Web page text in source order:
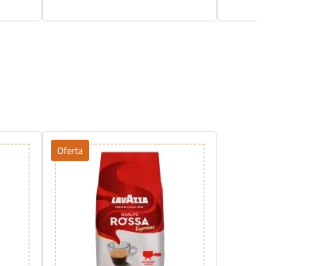
Oferta